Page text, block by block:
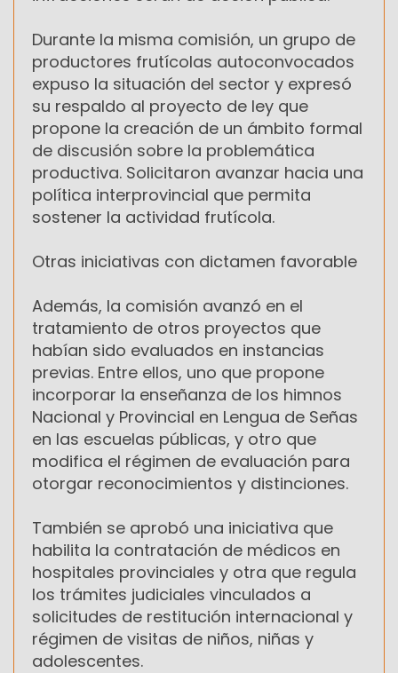
Durante la misma comisión, un grupo de
productores frutícolas autoconvocados
expuso la situación del sector y expresó
su respaldo al proyecto de ley que
propone la creación de un ámbito formal
de discusión sobre la problemática
productiva. Solicitaron avanzar hacia una
política interprovincial que permita
sostener la actividad frutícola.
Otras iniciativas con dictamen favorable
Además, la comisión avanzó en el
tratamiento de otros proyectos que
habían sido evaluados en instancias
previas. Entre ellos, uno que propone
incorporar la enseñanza de los himnos
Nacional y Provincial en Lengua de Señas
en las escuelas públicas, y otro que
modifica el régimen de evaluación para
otorgar reconocimientos y distinciones.
También se aprobó una iniciativa que
habilita la contratación de médicos en
hospitales provinciales y otra que regula
los trámites judiciales vinculados a
solicitudes de restitución internacional y
régimen de visitas de niños, niñas y
adolescentes.